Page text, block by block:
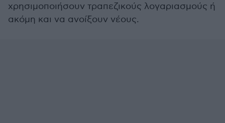
χρησιμοποιήσουν τραπεζικούς λογαριασμούς ή
ακόμη και να ανοίξουν νέους.